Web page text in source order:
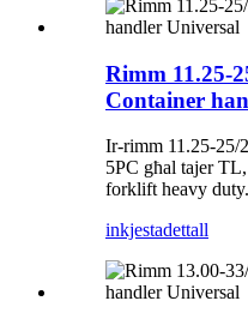
Rimm 11.25-
Container
Ir-rimm 11.25-25/
5PC għal tajer
forklift heavy duty.
inkjestadettall